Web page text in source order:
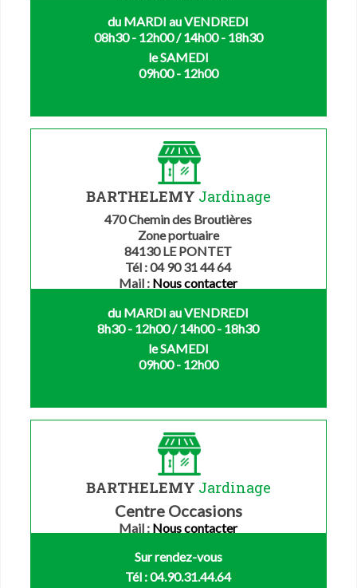
du MARDI au VENDREDI
08h30 - 12h00 / 14h00 - 18h30
le SAMEDI
09h00 - 12h00
BARTHELEMY Jardinage
470 Chemin des Broutières
Zone portuaire
84130 LE PONTET
Tél : 04 90 31 44 64
Mail : Nous contacter
du MARDI au VENDREDI
8h30 - 12h00 / 14h00 - 18h30
le SAMEDI
09h00 - 12h00
BARTHELEMY Jardinage
Centre Occasions
Mail : Nous contacter
Sur rendez-vous
Tél : 04.90.31.44.64